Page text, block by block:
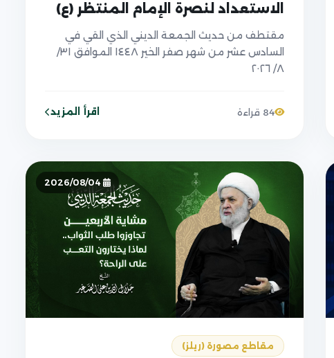
الاستعداد لنصرة الإمام المنتظر (ع)
مقتطف من حديث الجمعة الديني الذي القي في
السادس عشر من شهر صفر الخير ١٤٤٨ الموافق ٣١/
٨/ ٢٠٢٦
84 قراءة اقرأ المزيد
مقاطع مصورة (ريلز)